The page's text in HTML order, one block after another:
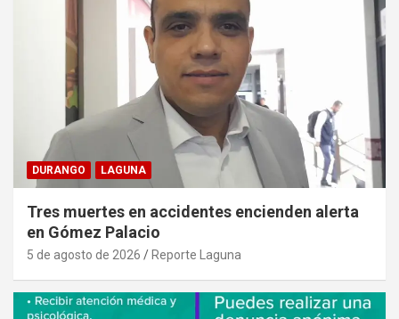
DURANGO LAGUNA
Tres muertes en accidentes encienden alerta
en Gómez Palacio
5 de agosto de 2026 Reporte Laguna